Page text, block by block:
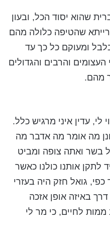
שהוא יסוד הכל, ובעון
שהטיפה כלולה מהם
ומעוקם כל כך עד
העצומים והרבים והגדולים
מהם.
לי, עדין איני מרגיש כלל.
מה אומר מה אדבר מה
ואתה צופה ומביט
לתקן אותנו כולנו כאשר
גואל חזק היה בעזרי
באיזה אופן אזכה
לחיים, כי מר לי